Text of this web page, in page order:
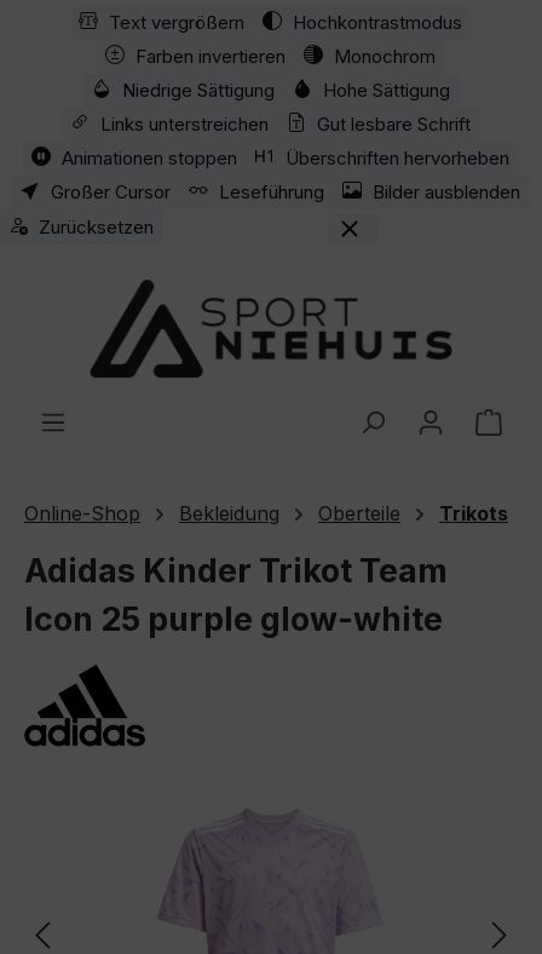
Zum Hauptinhalt springen
Text vergrößern
Hochkontrastmodus
Farben invertieren
Monochrom
Niedrige Sättigung
Hohe Sättigung
Links unterstreichen
Gut lesbare Schrift
Animationen stoppen
Überschriften hervorheben
Großer Cursor
Leseführung
Bilder ausblenden
Zurücksetzen
Online-Shop Bekleidung Oberteile Trikots
Adidas Kinder Trikot Team
Icon 25 purple glow-white
Bildergalerie überspringen